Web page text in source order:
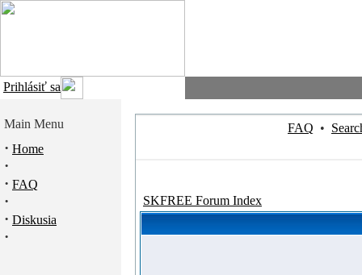
Prihlásiť sa
Main Menu
· Home
·
· FAQ
·
· Diskusia
·
FAQ •
SKFREE Forum Index